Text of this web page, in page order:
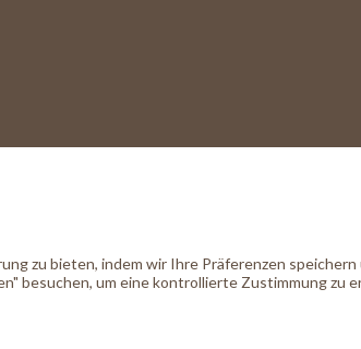
zu bieten, indem wir Ihre Präferenzen
besuchen, um eine kontrollierte Zustimmung zu